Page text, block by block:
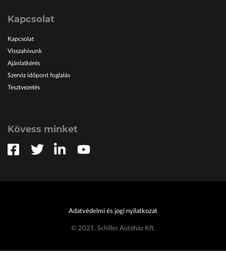
Kapcsolat
Kapcsolat
Visszahívunk
Ajánlatkérés
Szerviz időpont foglalás
Tesztvezetés
Kövess minket
Adatvédelmi és jogi nyilatkozat
© 2021. Schiller Autóház Kft.